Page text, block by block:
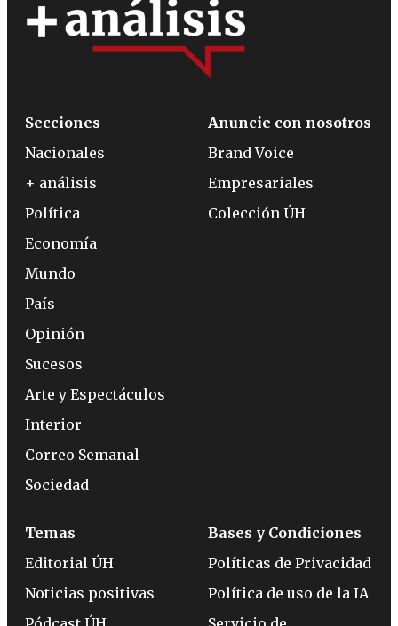
Secciones
Nacionales
+ análisis
Política
Economía
Mundo
País
Opinión
Sucesos
Arte y Espectáculos
Interior
Correo Semanal
Sociedad
Anuncie con nosotros
Brand Voice
Empresariales
Colección ÚH
Temas
Editorial ÚH
Noticias positivas
Bases y Condiciones
Políticas de Privacidad
Política de uso de la IA